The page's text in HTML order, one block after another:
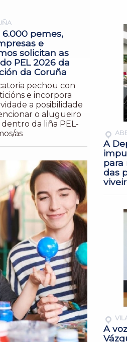
6.000 pemes,
e
solicitan as
PEL 2026 da
da Coruña
pechou con
e incorpora
a posibilidade
o alugueiro
dentro da liña PEL-
as
A
para
das
A